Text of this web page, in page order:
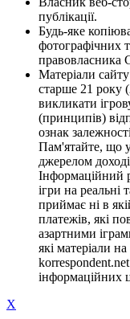
публікації.
Будь-яке
фотографічних
правовласника
Матеріали
старше 21 року
викликати
(принципів)
ознак
Пам'ятайте, що
джерелом
Інформаційний
ігри на реальні
приймає ні в
платежів, які
азартними
які матеріали
інформаційних
X